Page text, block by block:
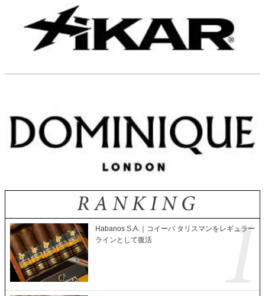
Habanos S.A.｜コイーバ タリスマンをレギュラー
ラインとして復活